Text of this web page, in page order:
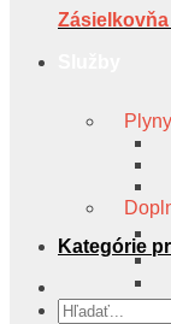
Plyny
Kategórie
Hľadať: